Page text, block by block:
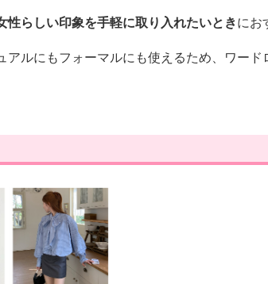
性らしい印象を手軽に取り入れたいときにお
ルにもフォーマルにも使えるため、ワー